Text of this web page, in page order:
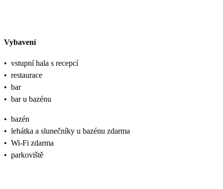
Vybavení
• vstupní hala s recepcí
• restaurace
• bar
• bar u bazénu
• bazén
• lehátka a slunečníky u bazénu zdarma
• Wi-Fi zdarma
• parkoviště